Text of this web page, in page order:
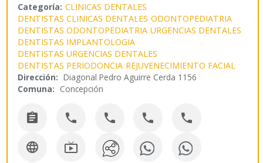
Categoría: CLINICAS DENTALES
DENTISTAS CLINICAS DENTALES ODONTOPEDIATRIA
DENTISTAS ODONTOPEDIATRIA URGENCIAS DENTALES
DENTISTAS IMPLANTOLOGIA
DENTISTAS URGENCIAS DENTALES
DENTISTAS PERIODONCIA REJUVENECIMIENTO FACIAL
Dirección: Diagonal Pedro Aguirre Cerda 1156
Comuna: Concepción
    
 